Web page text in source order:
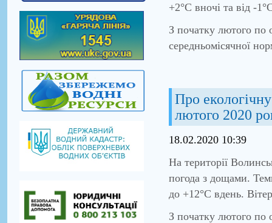
+2°С вночі та від -
З початку лютого по
середньомісячної
Про
лютого 2020
18.02.2020 10:39
На території
погода з дощами.
до +12°С вдень.
З початку лютого по